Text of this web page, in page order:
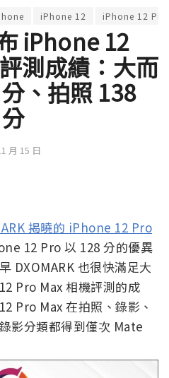
iPhone 12 iPhone 12 Pro
iPhone 12
測成績：大而
、拍照 138
月 15 日
揭曉的 iPhone 12 Pro
12 Pro 以 128 分的優異
DXOMARK 也很快滿足大
Pro Max 相機評測的成
Pro Max 在拍照、錄影、
影分類都得到僅次 Mate